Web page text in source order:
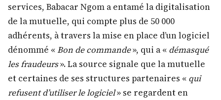
services, Babacar Ngom a entamé la digitalisation
de la mutuelle, qui compte plus de 50 000
adhérents, à travers la mise en place d’un logiciel
dénommé «Bon de commande», qui a « démasqué
les fraudeurs». La source signale que la mutuelle
et certaines de ses structures partenaires « qui
refusent d’utiliser le logiciel» se regardent en